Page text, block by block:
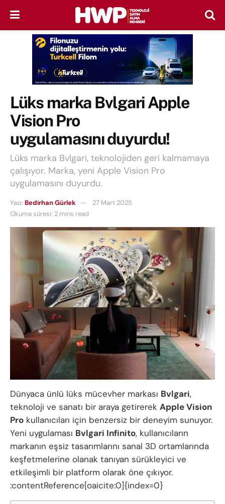
Lüks marka Bvlgari Apple
Vision Pro
uygulamasını duyurdu!
Lüks marka Bvlgari, teknolojiden geri kalmamaya
çalışıyor. Marka, yeni Apple Vision Pro
uygulamasını duyurdu.
Yazı: Bedirhan Gürlek
27 Mart 2025
Okuma süresi: 2 mins read
Dünyaca ünlü lüks mücevher markası Bvlgari,
teknoloji ve sanatı bir araya getirerek Apple Vision
Pro kullanıcıları için benzersiz bir deneyim sunuyor.
Yeni uygulaması Bvlgari Infinito, kullanıcıların
markanın eşsiz tasarımlarını sanal 3D ortamlarında
keşfetmelerine olanak tanıyan sürükleyici ve
etkileşimli bir platform olarak öne çıkıyor.
:contentReference[oaicite:0]{index=0}